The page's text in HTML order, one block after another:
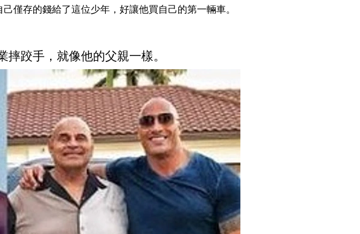
僅存的錢給了這位少年，好讓他買自己的第一輛車。
摔跤手，就像他的父親一樣。